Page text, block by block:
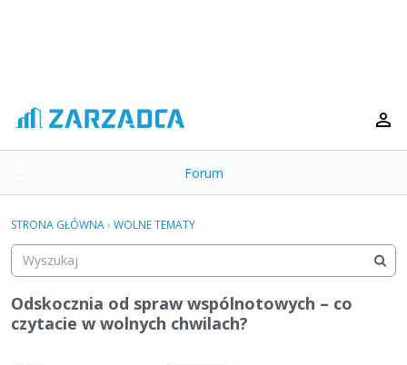
o
g
e
m
e
n
Forum
Kategorie
Dyskusje
Aktywność
STRONA GŁÓWNA› WOLNE TEMATY
Odskocznia od spraw wspólnotowych – co
czytacie w wolnych chwilach?